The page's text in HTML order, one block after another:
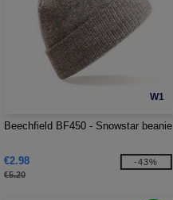
W1
Beechfield BF450 - Snowstar beanie
€2.98
€5.20
-43%